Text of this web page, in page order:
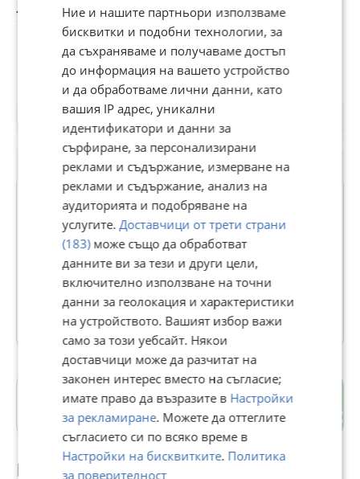
78 233,20 лв
99,75 лв
154 510,57 лв
Потребител
Тракторпартц ЕООД
В Bazar.BG от 04 февруари 2014г.
Последно активен 04 август в 01:12 ч.
32 Обяви
гр. Дулово
Силистра
Препоръчани за теб
Ние и нашите партньори използваме
бисквитки и подобни технологии, за
да съхраняваме и получаваме достъп
до информация на вашето устройство
и да обработваме лични данни, като
вашия IP адрес, уникални
идентификатори и данни за
сърфиране, за персонализирани
реклами и съдържание, измерване на
реклами и съдържание, анализ на
аудиторията и подобряване на
услугите.Доставчици от трети страни
(183)може също да обработват
данните ви за тези и други цели,
включително използване на точни
данни за геолокация и характеристики
на устройството. Вашият избор важи
само за този уебсайт. Някои
доставчици може да разчитат на
законен интерес вместо на съгласие;
имате право да възразите в Настройки
за рекламиране. Можете да оттеглите
съгласието си по всяко време в
Настройки на бисквитките. Политика
за поверителност